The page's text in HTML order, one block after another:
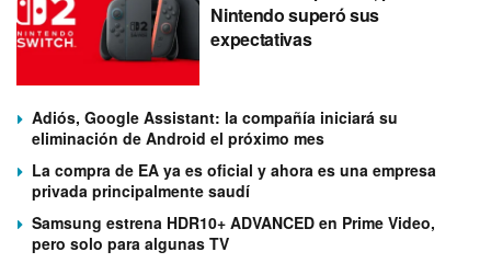
Nintendo superó sus
expectativas
Adiós, Google Assistant: la compañía iniciará su
eliminación de Android el próximo mes
La compra de EA ya es oficial y ahora es una empresa
privada principalmente saudí
Samsung estrena HDR10+ ADVANCED en Prime Video,
pero solo para algunas TV